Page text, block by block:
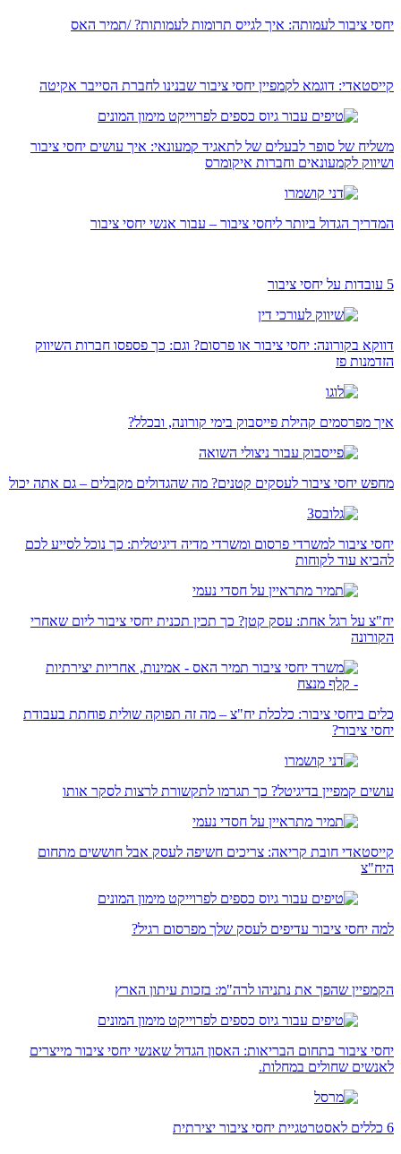
יחסי ציבור לעמותה: איך לגייס תרומות לעמותות? /תמיר האס
קייסטאדי: דוגמא לקמפיין יחסי ציבור שבנינו לחברת הסייבר אקיטה
משליח של סופר לבעלים של לתאגיד קמעונאי: איך עושים יחסי ציבור
ושיווק לקמעונאים וחברות איקומרס
המדריך הגדול ביותר ליחסי ציבור – עבור אנשי יחסי ציבור
5 עובדות על יחסי ציבור
דווקא בקורונה: יחסי ציבור או פרסום? וגם: כך פספסו חברות השיווק
הזדמנות פז
איך מפרסמים קהילת פייסבוק בימי קורונה, ובכלל?
מחפש יחסי ציבור לעסקים קטנים? מה שהגדולים מקבלים – גם אתה יכול
יחסי ציבור למשרדי פרסום ומשרדי מדיה דיגיטלית: כך נוכל לסייע לכם
להביא עוד לקוחות
יח"צ על רגל אחת: עסק קטן? כך תכין תכנית יחסי ציבור ליום שאחרי
הקורונה
כלים ביחסי ציבור: כלכלת יח"צ – מה זה תפוקה שולית פוחתת בעבודת
יחסי ציבור?
עושים קמפיין בדיגיטל? כך תגרמו לתקשורת לרצות לסקר אותו
קייסטאדי חובת קריאה: צריכים חשיפה לעסק אבל חוששים מתחום
היח"צ
למה יחסי ציבור עדיפים לעסק שלך מפרסום רגיל?
הקמפיין שהפך את נתניהו לרה"מ: בזכות עיתון הארץ
יחסי ציבור בתחום הבריאות: האסון הגדול שאנשי יחסי ציבור מייצרים
לאנשים שחולים במחלות.
6 כללים לאסטרטגיית יחסי ציבור יצירתית